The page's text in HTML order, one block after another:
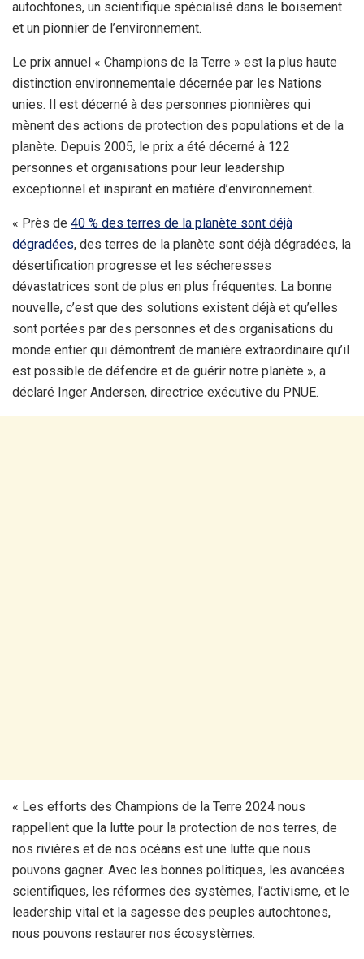
autochtones, un scientifique spécialisé dans le boisement
et un pionnier de l’environnement.
Le prix annuel « Champions de la Terre » est la plus haute
distinction environnementale décernée par les Nations
unies. Il est décerné à des personnes pionnières qui
mènent des actions de protection des populations et de la
planète. Depuis 2005, le prix a été décerné à 122
personnes et organisations pour leur leadership
exceptionnel et inspirant en matière d’environnement.
« Près de 40 % des terres de la planète sont déjà
dégradées, des terres de la planète sont déjà dégradées, la
désertification progresse et les sécheresses
dévastatrices sont de plus en plus fréquentes. La bonne
nouvelle, c’est que des solutions existent déjà et qu’elles
sont portées par des personnes et des organisations du
monde entier qui démontrent de manière extraordinaire qu’il
est possible de défendre et de guérir notre planète », a
déclaré Inger Andersen, directrice exécutive du PNUE.
« Les efforts des Champions de la Terre 2024 nous
rappellent que la lutte pour la protection de nos terres, de
nos rivières et de nos océans est une lutte que nous
pouvons gagner. Avec les bonnes politiques, les avancées
scientifiques, les réformes des systèmes, l’activisme, et le
leadership vital et la sagesse des peuples autochtones,
nous pouvons restaurer nos écosystèmes.